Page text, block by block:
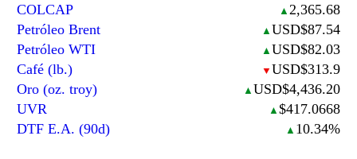
COLCAP
▲ 2,365.68
Petróleo Brent
▲ USD$87.54
Petróleo WTI
▲ USD$82.03
Café (lb.)
▼ USD$313.9
Oro (oz. troy)
▲ USD$4,436.20
UVR
▲ $417.0668
DTF E.A. (90d)
▲ 10.34%